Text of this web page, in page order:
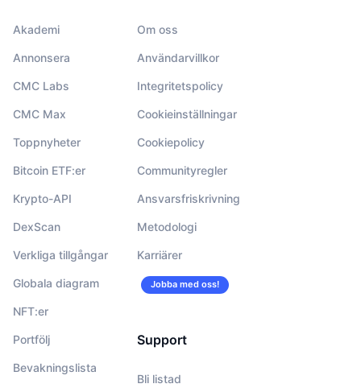
Akademi
Annonsera
CMC Labs
CMC Max
Toppnyheter
Bitcoin ETF:er
Krypto-API
DexScan
Verkliga tillgångar
Globala diagram
NFT:er
Portfölj
Bevakningslista
Om oss
Användarvillkor
Integritetspolicy
Cookieinställningar
Cookiepolicy
Communityregler
Ansvarsfriskrivning
Metodologi
Karriärer
Jobba med oss!
Support
Bli listad